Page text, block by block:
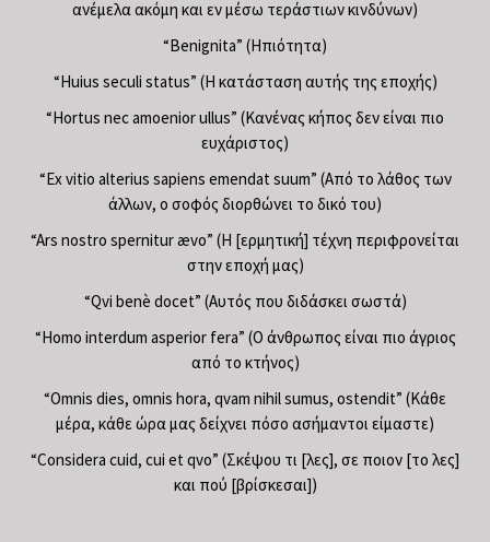
ανέμελα ακόμη και εν μέσω τεράστιων κινδύνων)
“Benignita” (Ηπιότητα)
“Huius seculi status” (Η κατάσταση αυτής της εποχής)
“Hortus nec amoenior ullus” (Κανένας κήπος δεν είναι πιο
ευχάριστος)
“Ex vitio alterius sapiens emendat suum” (Από το λάθος των
άλλων, ο σοφός διορθώνει το δικό του)
“Ars nostro spernitur ævo” (Η [ερμητική] τέχνη περιφρονείται
στην εποχή μας)
“Qvi benè docet” (Αυτός που διδάσκει σωστά)
“Homo interdum asperior fera” (Ο άνθρωπος είναι πιο άγριος
από το κτήνος)
“Omnis dies, omnis hora, qvam nihil sumus, ostendit” (Κάθε
μέρα, κάθε ώρα μας δείχνει πόσο ασήμαντοι είμαστε)
“Considera cuid, cui et qvo” (Σκέψου τι [λες], σε ποιον [το λες]
και πού [βρίσκεσαι])